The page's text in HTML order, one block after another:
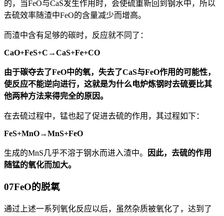
的，当FeO与CaS发生作用时，会使硫重新回到钢水中，所以
去硫效率随渣中FeO的含量减少而增高。
而渣中含有足够的碳时，反应就不同了：
CaO+FeS+C→CaS+Fe+CO
由于碳夺去了FeO中的氧，失去了CaS与FeO作用的可能性，
使反应不能逆向进行，这就是为什么电炉炼钢时去硫要比其
他两种方法来得完全的原因。
在去硫过程中，锰也起了促进去硫的作用，其过程如下：
FeS+MnO→MnS+FeO
生成的MnS几乎不溶于钢水而进入渣中。
因此，去硫的作用
随锰的氧化而加大。
07FeO的脱氧
通过上述一系列氧化反应以后，虽然杂质被氧化了，达到了